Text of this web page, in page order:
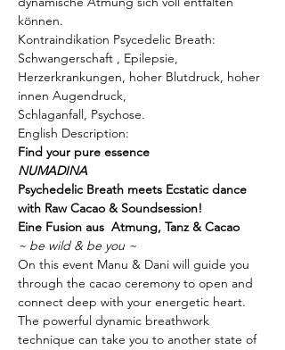
können.
Kontraindikation Psycedelic Breath:
Schwangerschaft , Epilepsie,
Herzerkrankungen, hoher Blutdruck, hoher
innen Augendruck,
Schlaganfall, Psychose.
English Description:
Find your pure essence
NUMADINA
Psychedelic Breath meets Ecstatic dance
with Raw Cacao & Soundsession!
Eine Fusion aus  Atmung, Tanz & Cacao
~ be wild & be you ~
On this event Manu & Dani will guide you
through the cacao ceremony to open and
connect deep with your energetic heart.
The powerful dynamic breathwork
technique can take you to another state of